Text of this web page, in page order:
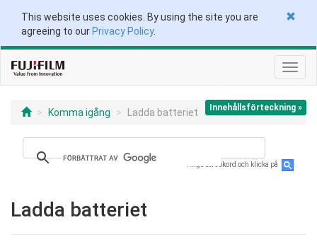
This website uses cookies. By using the site you are
agreeing to our Privacy Policy.
Växla
Innehållsförteckning »
Komma igång Ladda batteriet
Ange ett sökord och klicka på
Ladda batteriet